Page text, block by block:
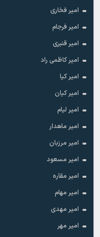
امیر فخاری
امیر فرجام
امیر قنبری
امیر کاظمی راد
امیر کیا
امیر کیان
امیر لیام
امیر ماهدار
امیر مرزبان
امیر مسعود
امیر مقاره
امیر مهام
امیر مهدی
امیر مهر